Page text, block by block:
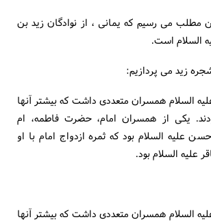
مطلب می رسیم که یمانی ، از نوادگان زید بن
السلام است.
زید می پردازیم:
السلام همسران متعددی داشت که بیشتر آنها
یکی از همسران امام، حضرت فاطمه، ام
علیه السلام بود که ثمره ازدواج امام با او
علیه السلام بود.
السلام همسران متعددی داشت که بیشتر آنها